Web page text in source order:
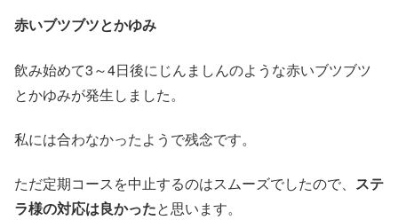
赤いブツブツとかゆみ
飲み始めて3～4日後にじんましんのような赤いブツブツ
とかゆみが発生しました。
私には合わなかったようで残念です。
ただ定期コースを中止するのはスムーズでしたので、 ステ
ラ様の対応は良かったと思います。